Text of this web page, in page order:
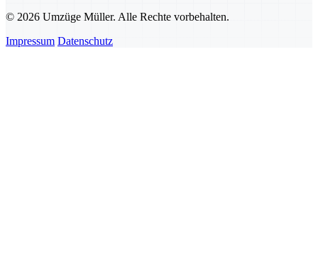
© 2026 Umzüge Müller. Alle Rechte vorbehalten.
Impressum Datenschutz